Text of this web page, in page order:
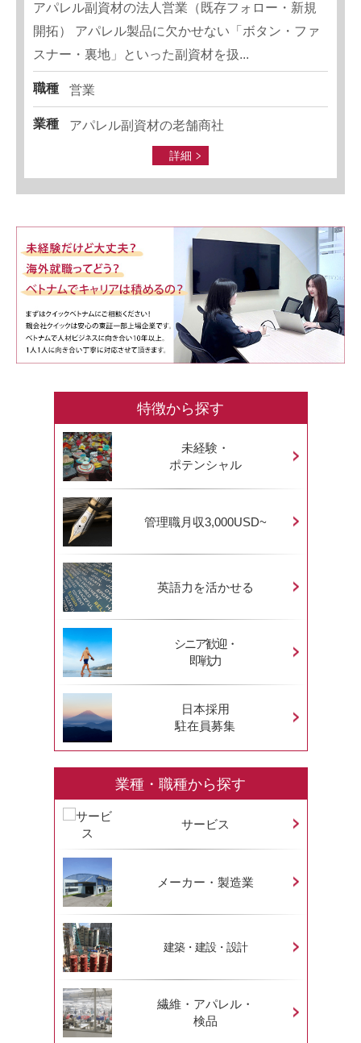
アパレル副資材の法人営業（既存フォロー・新規
開拓） アパレル製品に欠かせない「ボタン・ファ
スナー・裏地」といった副資材を扱...
職種 営業
業種 アパレル副資材の老舗商社
詳細
特徴から探す
未経験・
ポテンシャル
管理職月収3,000USD~
英語力を活かせる
シニア歓迎・
即戦力
日本採用
駐在員募集
業種・職種から探す
サービス
メーカー・製造業
建築・建設・設計
繊維・アパレル・
検品